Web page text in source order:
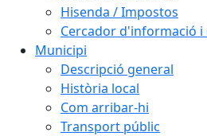
Hisenda / Impostos
Cercador d'informació
Municipi
Descripció general
Història local
Com arribar-hi
Transport públic